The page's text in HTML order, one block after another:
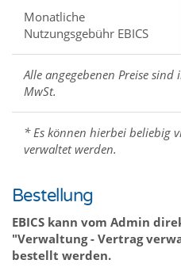
Monatliche
Nutzungsgebühr EBICS
Alle angegebenen Preise
MwSt.
* Es können hierbei beliebig
verwaltet werden.
Bestellung
EBICS kann vom Admin
"Verwaltung - Vertrag
bestellt werden.